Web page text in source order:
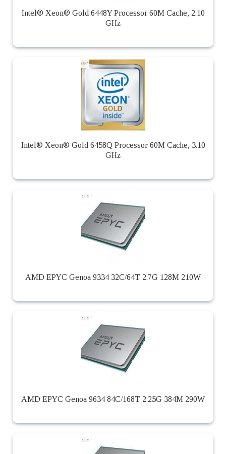
Intel® Xeon® Gold 6448Y Processor 60M Cache, 2.10
GHz
Intel® Xeon® Gold 6458Q Processor 60M Cache, 3.10
GHz
AMD EPYC Genoa 9334 32C/64T 2.7G 128M 210W
AMD EPYC Genoa 9634 84C/168T 2.25G 384M 290W